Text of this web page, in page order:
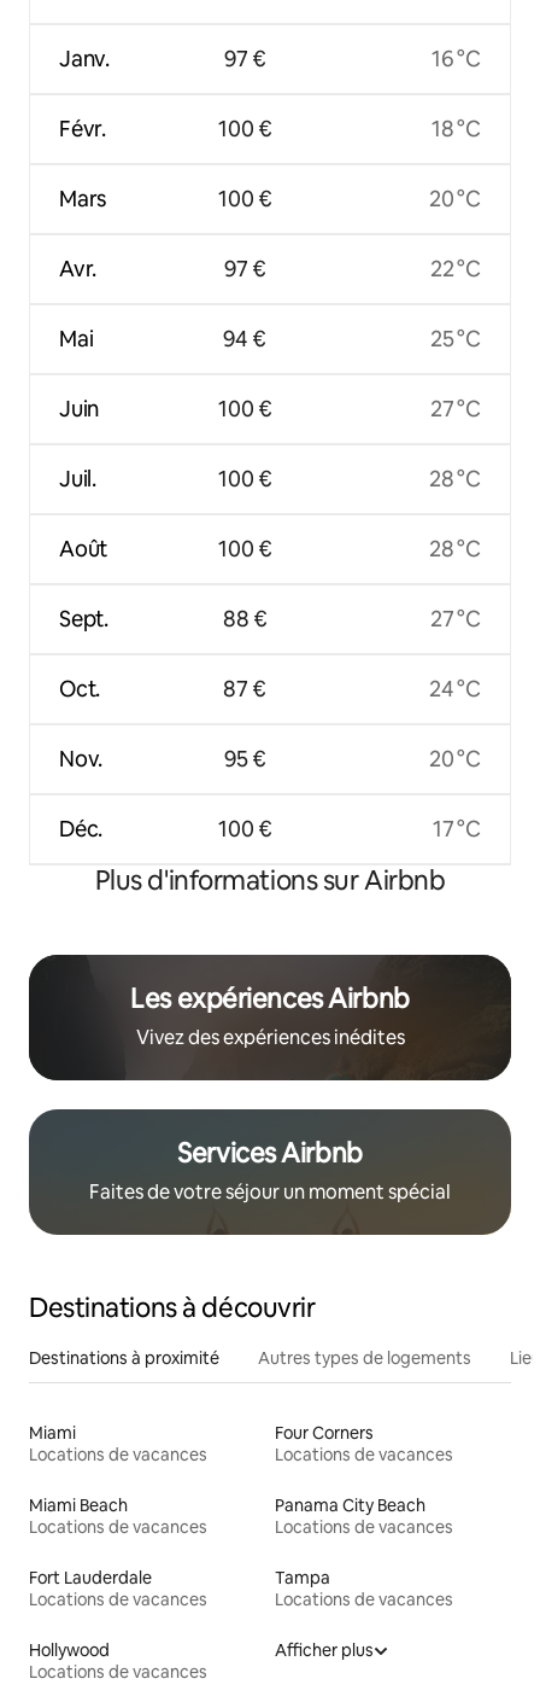
Janv.
Févr.
Mars
Avr.
Mai
Juin
Juil.
Août
Sept.
Oct.
Nov.
Déc.
97 €
100 €
100 €
97 €
94 €
100 €
100 €
100 €
88 €
87 €
95 €
100 €
16 °C
18 °C
20 °C
22 °C
25 °C
27 °C
28 °C
28 °C
27 °C
24 °C
20 °C
17 °C
Plus d'informations sur Airbnb
Les expériences Airbnb
Vivez des expériences inédites
Services Airbnb
Faites de votre séjour un moment spécial
Destinations à découvrir
Destinations à proximité Autres types de logements
Miami
Locations de vacances
Four Corners
Locations de vacances
Miami Beach
Locations de vacances
Panama City Beach
Locations de vacances
Fort Lauderdale
Locations de vacances
Tampa
Locations de vacances
Hollywood
Locations de vacances
Afficher plus